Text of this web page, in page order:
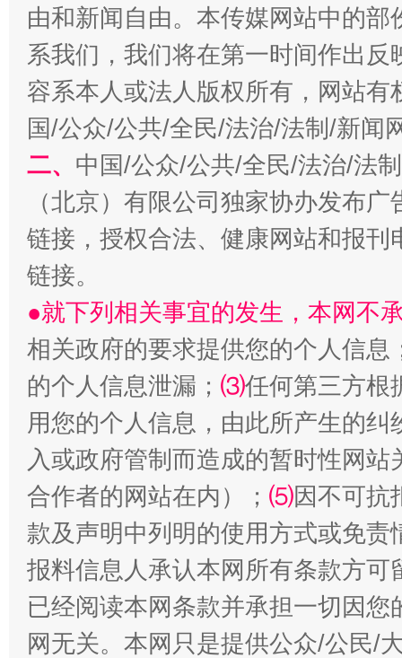
解纷+调解+退费，一次搞定
站台名比不上好声名
漫山遍野的桃花与雪山、麦地、白藏房 除
由和新闻自由。本传媒网站中的
系我们，我们将在第一时间作出
容系本人或法人版权所有，网站
国/公众/公共/全民/法治/法制/新闻
二、 中国/公众/公共/全民/法治/法
（北京）有限公司独家协办发布
链接，授权合法、健康网站和报
链接。
●就下列相关事宜的发生，本网不
相关政府的要求提供您的个人信息
的个人信息泄漏； ⑶任何第三方根
用您的个人信息，由此所产生的纠
入或政府管制而造成的暂时性网
合作者的网站在内）； ⑸因不可抗
款及声明中列明的使用方式或免责
报料信息人承认本网所有条款方
已经阅读本网条款并承担一切因
网无关。本网只是提供公众/公民/